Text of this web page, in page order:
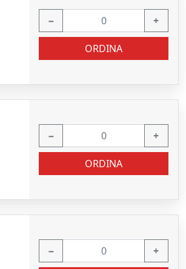
− +
ORDINA
− +
ORDINA
− +